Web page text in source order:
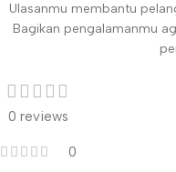
Ulasanmu membantu
Bagikan pengalamanmu
0 reviews
0